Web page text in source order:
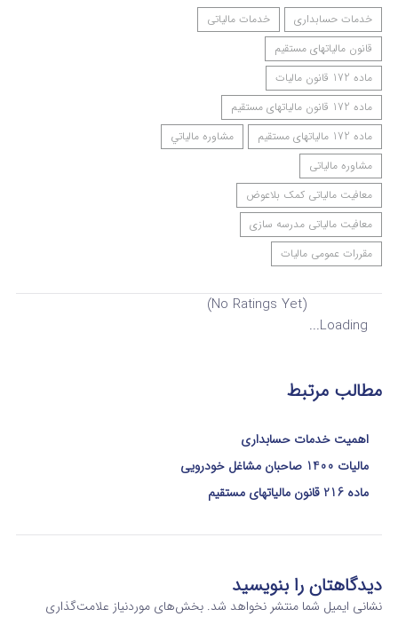
خدمات حسابداری
خدمات مالیاتی
قانون مالیاتهای مستقیم
ماده 172 قانون مالیات
ماده 172 قانون مالیاتهای مستقیم
ماده 172 مالیاتهای مستقیم
مشاوره مالياتي
مشاوره مالیاتی
معافیت مالیاتی کمک بلاعوض
معافیت مالیاتی مدرسه سازی
مقررات عمومی مالیات
(No Ratings Yet)
Loading...
مطالب مرتبط
اهمیت خدمات حسابداری
مالیات 1400 صاحبان مشاغل خودرویی
ماده 216 قانون مالیاتهای مستقیم
دیدگاهتان را بنویسید
نشانی ایمیل شما منتشر نخواهد شد. بخش‌های موردنیاز علامت‌گذاری